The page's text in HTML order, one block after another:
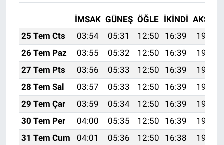
İMSAK GÜNEŞ ÖĞLE İKINDI AKŞAM
25 Tem Cts
03:54 05:31 12:50 16:39
19:59
26 Tem Paz
03:55 05:32 12:50 16:39
19:59
27 Tem Pts
03:56 05:33 12:50 16:39
19:58
28 Tem Sal
03:57 05:33 12:50 16:39
19:57
29 Tem Çar
03:59 05:34 12:50 16:39
19:56
30 Tem Per
04:00 05:35 12:50 16:39
19:55
31 Tem Cum
04:01 05:36 12:50 16:38
19:54